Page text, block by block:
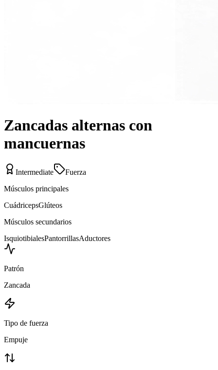
Zancadas alternas con
mancuernas
Intermediate
Fuerza
Músculos principales
CuádricepsGlúteos
Músculos secundarios
IsquiotibialesPantorrillasAductores
Patrón
Zancada
Tipo de fuerza
Empuje